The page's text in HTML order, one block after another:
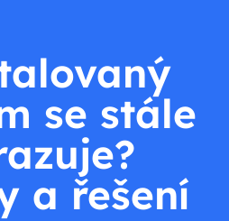
se stále
a řešení